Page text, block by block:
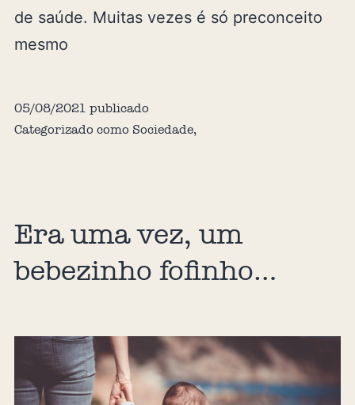
de saúde. Muitas vezes é só preconceito
mesmo
05/08/2021 publicado
Categorizado como Sociedade,
Era uma vez, um
bebezinho fofinho…